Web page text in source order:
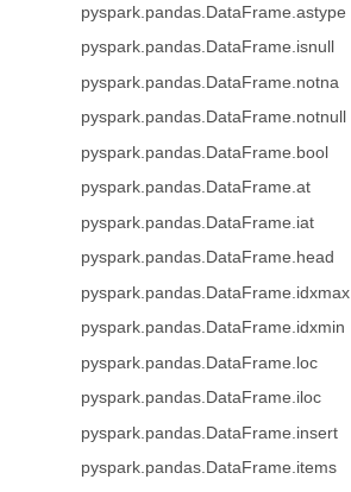
pyspark.pandas.DataFrame.astype
pyspark.pandas.DataFrame.isnull
pyspark.pandas.DataFrame.notna
pyspark.pandas.DataFrame.notnull
pyspark.pandas.DataFrame.bool
pyspark.pandas.DataFrame.at
pyspark.pandas.DataFrame.iat
pyspark.pandas.DataFrame.head
pyspark.pandas.DataFrame.idxmax
pyspark.pandas.DataFrame.idxmin
pyspark.pandas.DataFrame.loc
pyspark.pandas.DataFrame.iloc
pyspark.pandas.DataFrame.insert
pyspark.pandas.DataFrame.items